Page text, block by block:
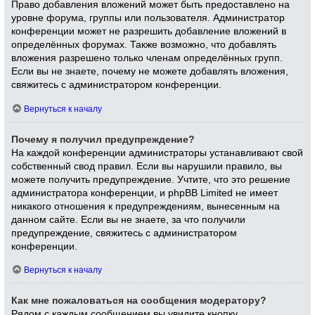
Право добавления вложений может быть предоставлено на
уровне форума, группы или пользователя. Администратор
конференции может не разрешить добавление вложений в
определённых форумах. Также возможно, что добавлять
вложения разрешено только членам определённых групп.
Если вы не знаете, почему не можете добавлять вложения,
свяжитесь с администратором конференции.
Вернуться к началу
Почему я получил предупреждение?
На каждой конференции администраторы устанавливают свой
собственный свод правил. Если вы нарушили правило, вы
можете получить предупреждение. Учтите, что это решение
администратора конференции, и phpBB Limited не имеет
никакого отношения к предупреждениям, вынесенным на
данном сайте. Если вы не знаете, за что получили
предупреждение, свяжитесь с администратором
конференции.
Вернуться к началу
Как мне пожаловаться на сообщения модератору?